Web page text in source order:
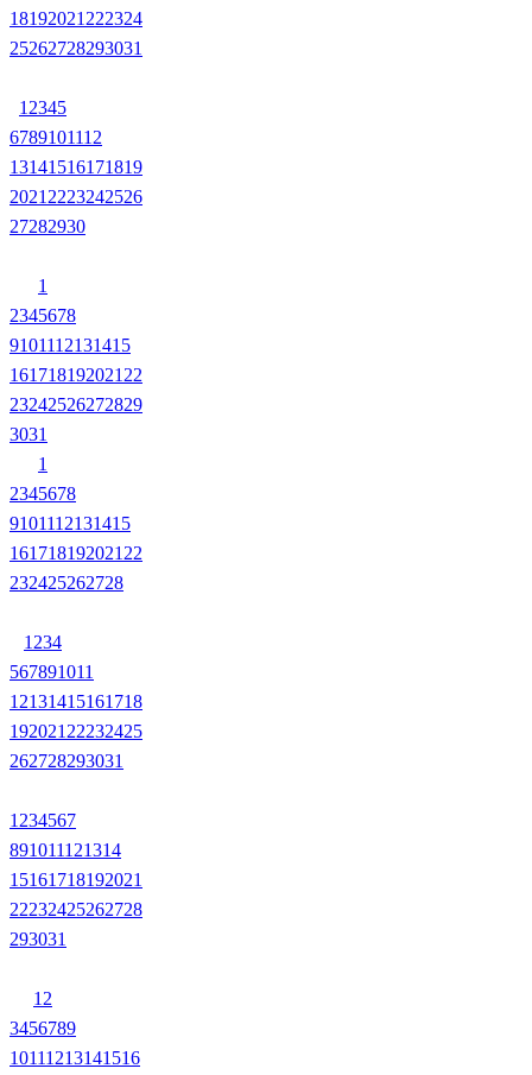
18192021 222324
25262728293031
1 2345
6789101112
13141516171819
2021 2223242526
27282930
1
2345678
9101112131415
161718192021 22
23242526272829
3031
1
2345678
9101112131415
161718192021 22
232425262728
1 234
567891011
12131415161718
192021 22232425
262728293031
1 234567
891011121314
15161718192021
22232425262728
293031
1 2
3456789
10111213141516